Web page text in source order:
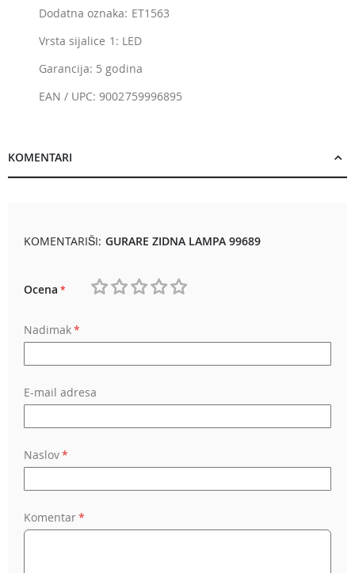
Dodatna oznaka: ET1563
Vrsta sijalice 1: LED
Garancija: 5 godina
EAN / UPC: 9002759996895
KOMENTARI
KOMENTARIŠI: GURARE ZIDNA LAMPA 99689
Ocena
Nadimak
E-mail adresa
Naslov
Komentar